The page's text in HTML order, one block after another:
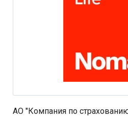
АО "Компания по